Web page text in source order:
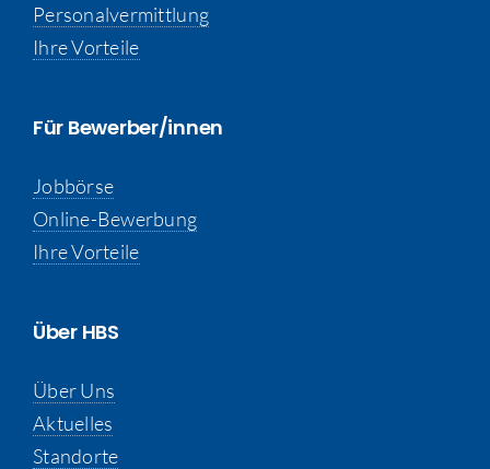
Personalvermittlung
Ihre Vorteile
Für Bewerber/innen
Jobbörse
Online-Bewerbung
Ihre Vorteile
Über HBS
Über Uns
Aktuelles
Standorte